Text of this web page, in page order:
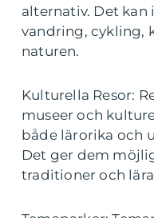
alternativ. Det
vandring, cykling,
naturen.
Kulturella Resor:
museer och
både lärorika och
Det ger dem
traditioner och